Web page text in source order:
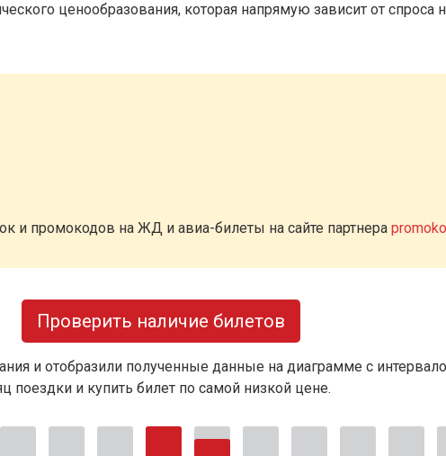
ценообразования, которая напрямую зависит от спроса
и промокодов на ЖД и авиа-билеты на сайте партнера
Проверить наличие билетов
и отобразили полученные данные на диаграмме с
и купить билет по самой низкой цене.